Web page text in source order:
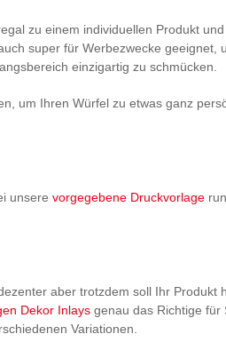
zu einem individuellen Produkt
super für Werbezwecke geeignet,
einzigartig zu schmücken.
um Ihren Würfel zu etwas ganz
unsere vorgegebene Druckvorlage
aber trotzdem soll Ihr Produkt
Dekor Inlays genau das Richtige für
Variationen.